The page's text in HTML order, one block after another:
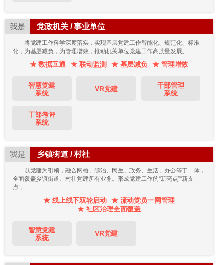
我是 党政机关 / 事业单位
将党建工作科学深度落实，实现基层党建工作智能化、规范化、标准
化，为基层减负，为管理增效，推动机关单位党建工作高质量发展。
★ 数据互通 ★ 联动监测 ★ 基层减负 ★ 管理增效
智慧党建
系统
VR党建
干部管理
系统
干部考评
系统
我是 乡镇街道 / 村社
以党建为引领，融合网格、综治、民生、政务、生活、办公等于一体，
全面覆盖乡镇街道、村社党建所有业务。形成党建工作的“新亮点”“新支
点”。
★ 线上线下双轮启动
★ 流动党员一网管理
★ 社区治理全面覆盖
智慧党建
系统
VR党建